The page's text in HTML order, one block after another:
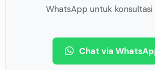
WhatsApp untuk konsultasi
Chat via